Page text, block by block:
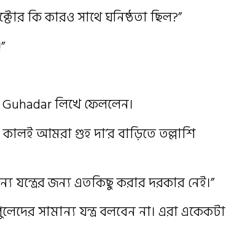
কি কারও সাথে ঘনিষ্ঠতা ছিল?”
Guhadar লিখে ফেললেন।
আমরা গুহ দা’র বাড়িতে তল্লাশি
যন্ত্রের জন্য এতকিছু করার দরকার নেই।”
সামান্য যন্ত্র বলবেন না। এরা একেকটা